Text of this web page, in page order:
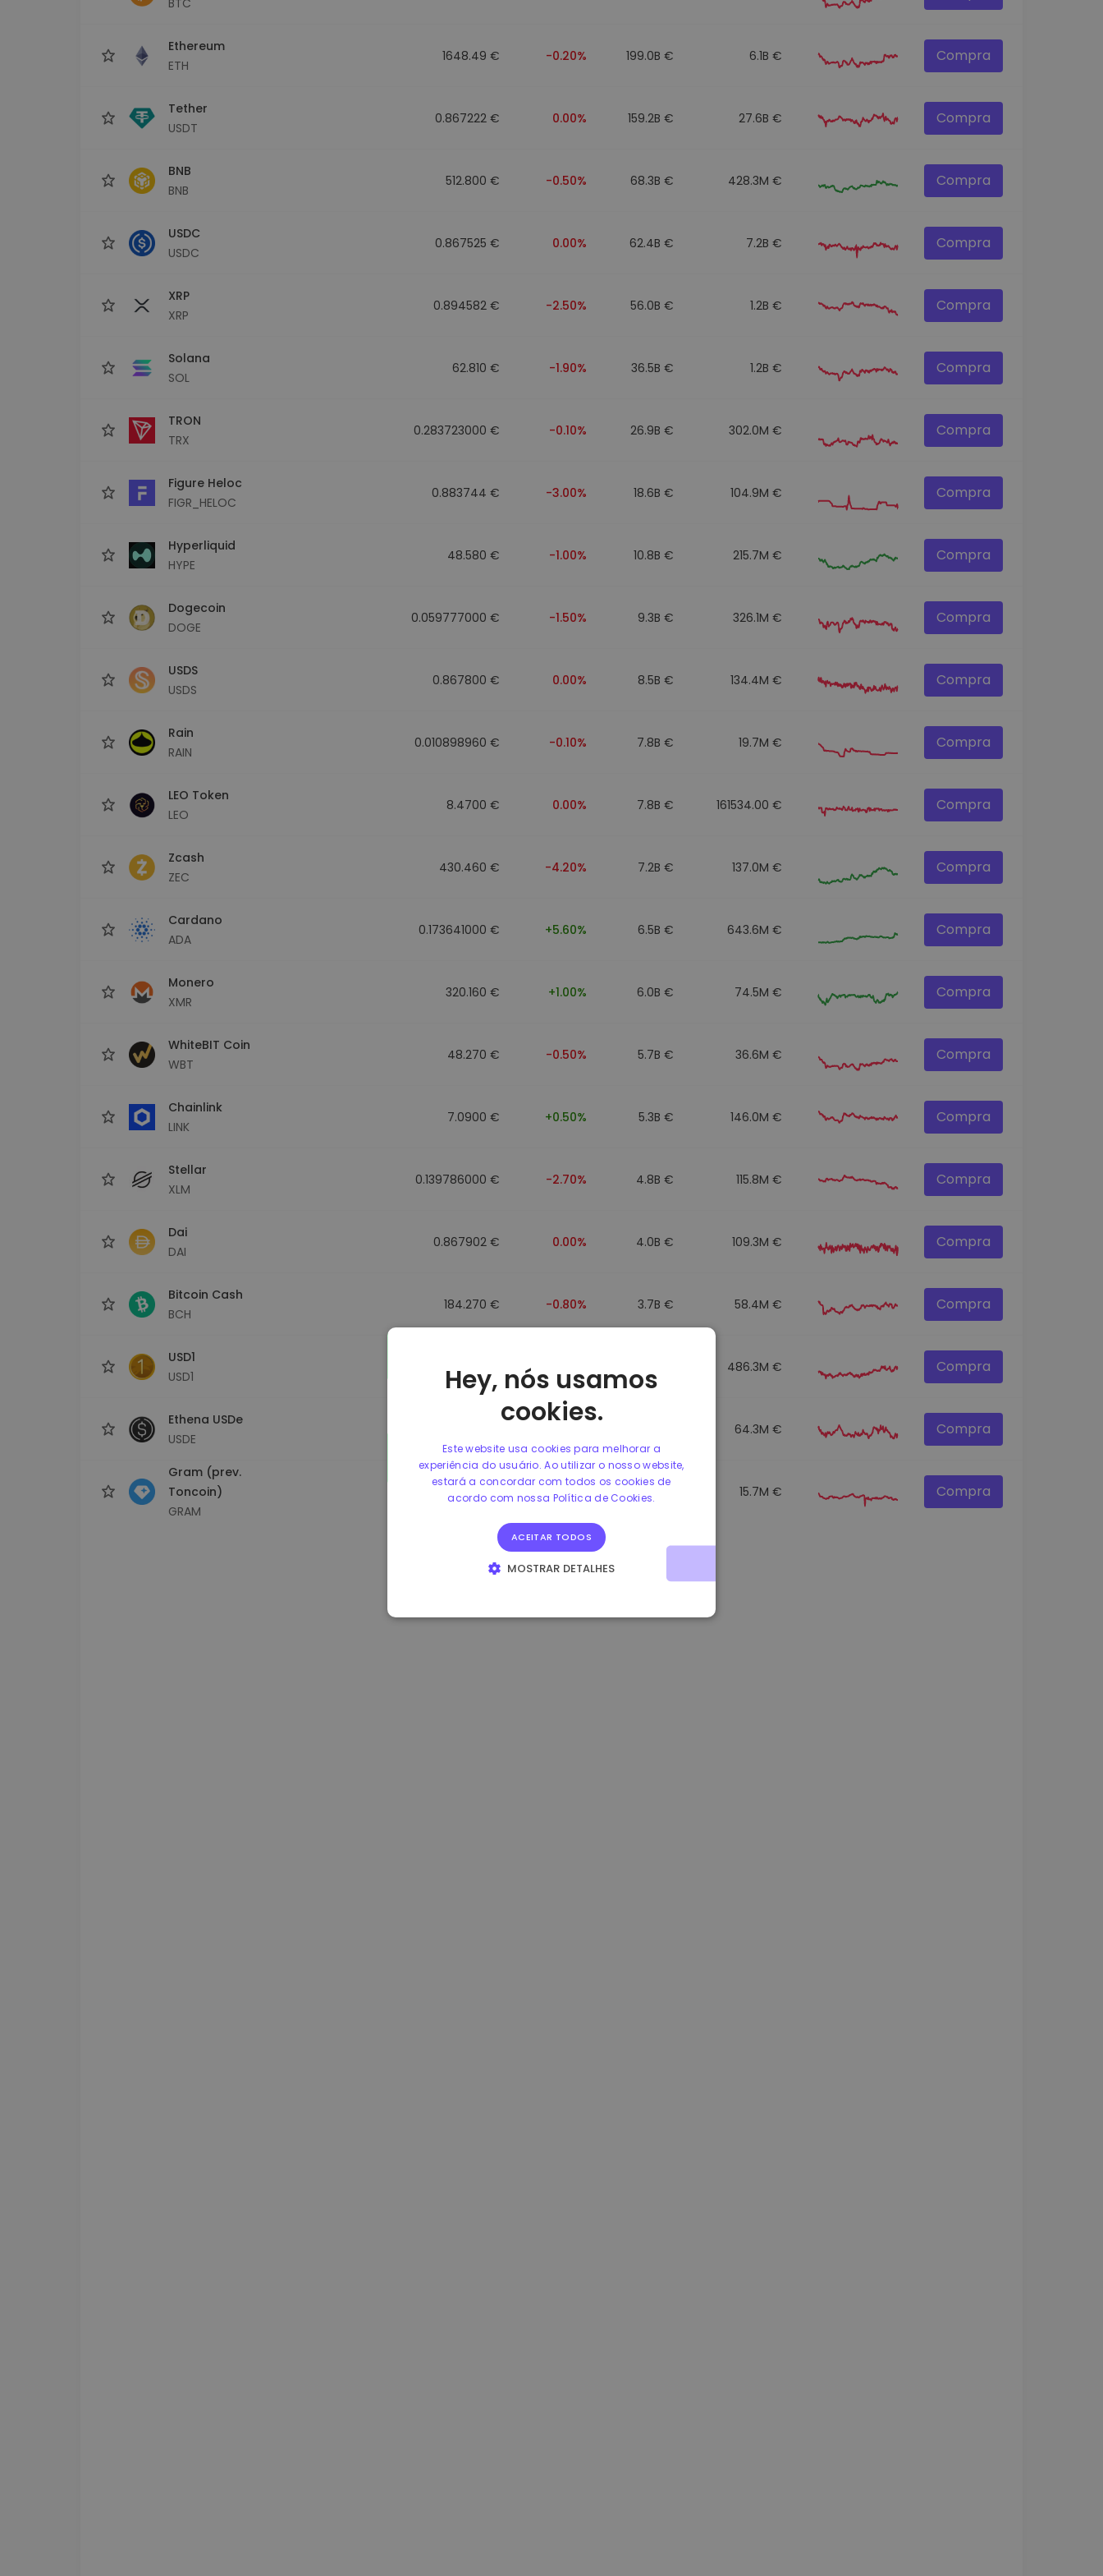
Ethereum
ETH
1648.49 € -0.20% 199.0B € 6.1B € Compra
Tether
USDT
0.867222 € 0.00% 159.2B € 27.6B € Compra
BNB
BNB
512.800 € -0.50% 68.3B € 428.3M € Compra
USDC
USDC
0.867525 € 0.00% 62.4B € 7.2B € Compra
XRP
XRP
0.894582 € -2.50% 56.0B € 1.2B € Compra
Solana
SOL
62.810 € -1.90% 36.5B € 1.2B € Compra
TRON
TRX
0.283723000 € -0.10% 26.9B € 302.0M € Compra
Figure Heloc
FIGR_HELOC
0.883744 € -3.00% 18.6B € 104.9M € Compra
Hyperliquid
HYPE
48.580 € -1.00% 10.8B € 215.7M € Compra
Dogecoin
DOGE
0.059777000 € -1.50% 9.3B € 326.1M € Compra
USDS
USDS
0.867800 € 0.00% 8.5B € 134.4M € Compra
Rain
RAIN
0.010898960 € -0.10% 7.8B € 19.7M € Compra
LEO Token
LEO
8.4700 € 0.00% 7.8B € 161534.00 € Compra
Zcash
ZEC
430.460 € -4.20% 7.2B € 137.0M € Compra
Cardano
ADA
0.173641000 € +5.60% 6.5B € 643.6M € Compra
Monero
XMR
320.160 € +1.00% 6.0B € 74.5M € Compra
WhiteBIT Coin
WBT
48.270 € -0.50% 5.7B € 36.6M € Compra
Chainlink
LINK
7.0900 € +0.50% 5.3B € 146.0M € Compra
Stellar
XLM
0.139786000 € -2.70% 4.8B € 115.8M € Compra
Dai
DAI
0.867902 € 0.00% 4.0B € 109.3M € Compra
Bitcoin Cash
BCH
184.270 € -0.80% 3.7B € 58.4M € Compra
USD1
USD1
486.3M € Compra
Ethena USDe
USDE
64.3M € Compra
Gram (prev.
Toncoin)
GRAM
1.190000 € -2.10% 3.3B € 15.7M € Compra
Hey, nós usamos
cookies.
Este website usa cookies para melhorar a
experiência do usuário. Ao utilizar o nosso website,
estará a concordar com todos os cookies de
acordo com nossa Política de Cookies.
ACEITAR TODOS
MOSTRAR DETALHES